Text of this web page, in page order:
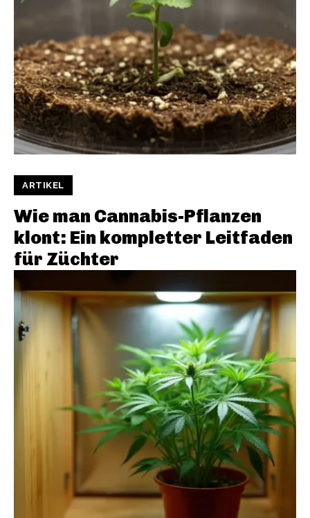
ARTIKEL
Wie man Cannabis-Pflanzen
klont: Ein kompletter Leitfaden
für Züchter